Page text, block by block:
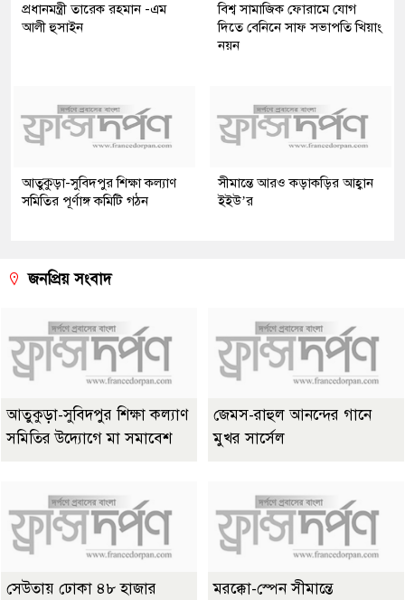
প্রধানমন্ত্রী তারেক রহমান -এম
আলী হুসাইন
বিশ্ব সামাজিক ফোরামে যোগ
দিতে বেনিনে সাফ সভাপতি খিয়াং
নয়ন
আতুকুড়া-সুবিদপুর শিক্ষা কল্যাণ
সমিতির পূর্ণাঙ্গ কমিটি গঠন
সীমান্তে আরও কড়াকড়ির আহ্বান
ইইউ’র
জনপ্রিয় সংবাদ
আতুকুড়া-সুবিদপুর শিক্ষা কল্যাণ
সমিতির উদ্যোগে মা সমাবেশ
জেমস-রাহুল আনন্দের গানে
মুখর সার্সেল
সেউতায় ঢোকা ৪৮ হাজার
মরক্কো-স্পেন সীমান্তে